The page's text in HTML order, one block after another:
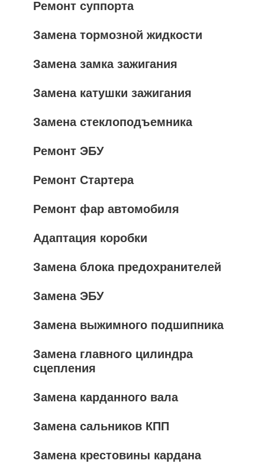
Ремонт суппорта
Замена тормозной жидкости
Замена замка зажигания
Замена катушки зажигания
Замена стеклоподъемника
Ремонт ЭБУ
Ремонт Стартера
Ремонт фар автомобиля
Адаптация коробки
Замена блока предохранителей
Замена ЭБУ
Замена выжимного подшипника
Замена главного цилиндра
сцепления
Замена карданного вала
Замена сальников КПП
Замена крестовины кардана